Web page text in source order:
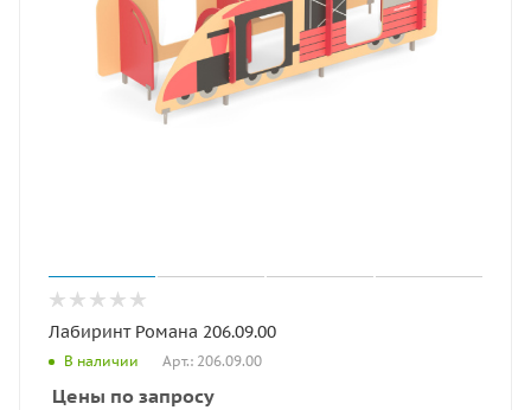
Лабиринт Романа 206.09.00
В наличии Арт.: 206.09.00
Цены по запросу